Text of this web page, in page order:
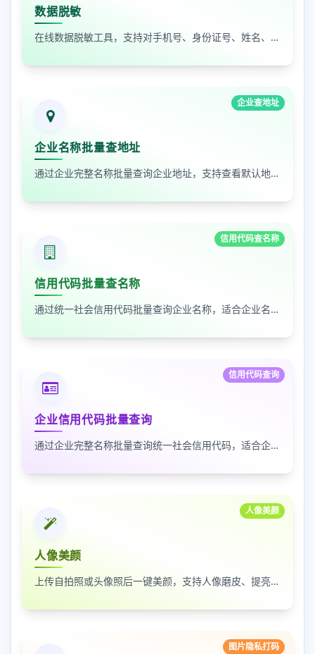
数据脱敏
在线数据脱敏工具，支持对手机号、身份证号、姓名、邮箱等敏感数据进行批量脱敏处理，保护隐私安全
企业查地址
企业名称批量查地址
通过企业完整名称批量查询企业地址，支持查看默认地址、年报地址和注册地址，适合企业资料整理和工商信息核对
信用代码查名称
信用代码批量查名称
通过统一社会信用代码批量查询企业名称，适合企业名单核验、客户资料整理和工商信息补全
信用代码查询
企业信用代码批量查询
通过企业完整名称批量查询统一社会信用代码，适合企业资料整理、名单核验和工商信息匹配
人像美颜
人像美颜
上传自拍照或头像照后一键美颜，支持人像磨皮、提亮和美颜强度调节，适合人物照片快速优化
图片隐私打码